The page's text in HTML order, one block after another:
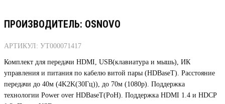
ПРОИЗВОДИТЕЛЬ: OSNOVO
АРТИКУЛ: УТ000071417
Комплект для передачи HDMI, USB(клавиатура и мышь), ИК
управления и питания по кабелю витой пары (HDBaseT). Расстояние
передачи до 40м (4K2K(30Гц)), до 70м (1080p). Поддержка
технологии Power over HDBaseT(PoH). Поддержка HDMI 1.4 и HDCP